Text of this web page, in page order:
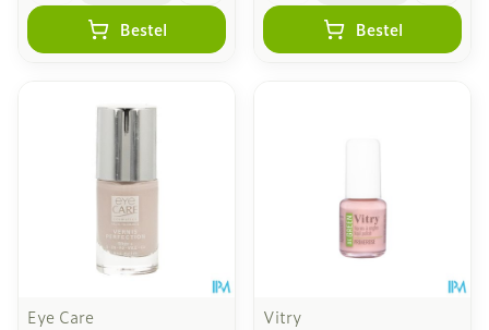
Bestel Bestel
Eye Care
Vitry